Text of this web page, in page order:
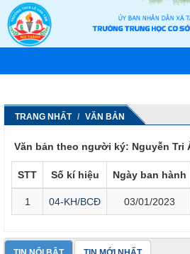
TRANG NHẤT VĂN BẢN
Văn bản theo người ký: Nguyễn Tri
STT Số kí hiệu Ngày ban hành
1 04-KH/BCĐ 03/01/2023